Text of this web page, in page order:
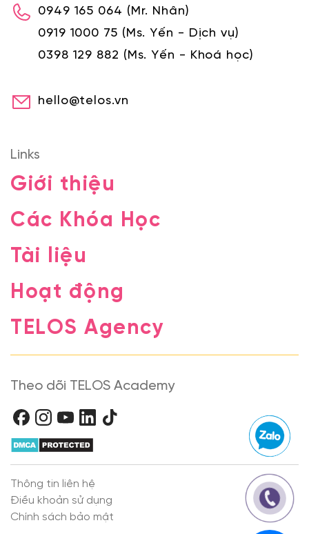
0949 165 064 (Mr. Nhân)
0919 1000 75 (Ms. Yến - Dịch vụ)
0398 129 882 (Ms. Yến - Khoá học)
hello@telos.vn
Links
Giới thiệu
Các Khóa Học
Tài liệu
Hoạt động
TELOS Agency
Theo dõi TELOS Academy
Thông tin liên hệ
Điều khoản sử dụng
Chính sách bảo mật